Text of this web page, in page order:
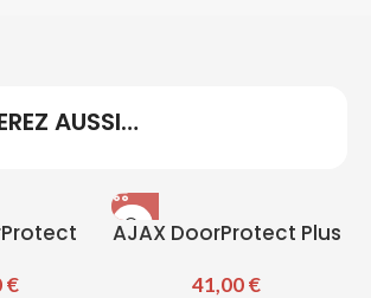
AUSSI…
€
AJAX DoorProtect Plus
41,00€